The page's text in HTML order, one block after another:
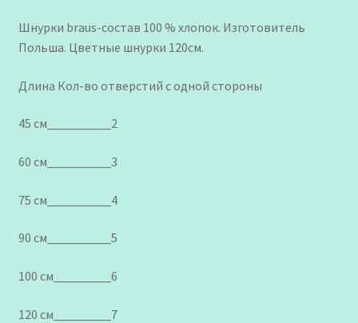
Шнурки braus-состав 100 % хлопок. Изготовитель
Польша. Цветные шнурки 120см.
Длина Кол-во отверстий с одной стороны
45 см__________2
60 см__________3
75 см__________4
90 см__________5
100 см_________6
120 см_________7